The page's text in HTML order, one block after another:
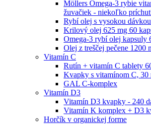
Möllers Omega-3 rybie
žuvačiek - niekoľko
Rybí olej s vysokou
Krilový olej 625 mg 60
Omega-3 rybí olej kapsuly
Olej z treščej pečene 1200
Vitamín C
Rutín + vitamín C tablety
Kvapky s vitamínom C, 30
GAL C-komplex
Vitamín D3
Vitamín D3 kvapky - 240
Vitamín K komplex + D3
Horčík v organickej forme